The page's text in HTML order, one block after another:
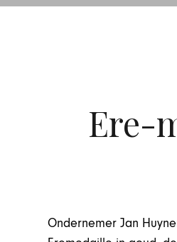
Ere-
Ondernemer Jan